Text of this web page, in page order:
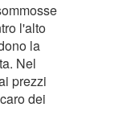
l'alto
la
Nel
prezzi
dei